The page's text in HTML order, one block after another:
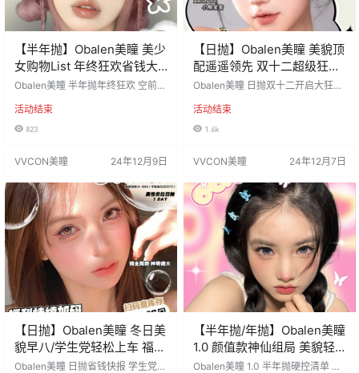
【半年抛】Obalen美瞳 美少
女购物List 年终狂欢省钱大
作战
Obalen美瞳 半年抛年终狂欢 空前绝
战🤣直接降价不伤脑‼ 一年一度惊喜
破价❗囤货就现在❗ 全系列三明治工艺
活动时间：2024年12月9日-结束 =
活动结束
823
VVCON美瞳 24年12月9日
【日抛】Obalen美瞳 美貌顶
配遥遥领先 双十二超级狂欢
限时开启
Obalen美瞳 日抛双十二开启大狂欢
无感超清透材质🙌主打一个舒服 全
员高保湿选手水灵感溢出屏幕 下个
（每单均送取戴器+免胶假睫毛） 活
========⭐发货详情⭐=======
= 发货地区…
活动结束
1.6k
VVCON美瞳 24年12月7日
【日抛】Obalen美瞳 冬日美
貌早八/学生党轻松上车 福利
持续加码
Obalen美瞳 日抛省钱快报 学生党打
【半年抛/年抛】Obalen美瞳
1.0 颜值款神仙组局 美貌轻
松拿捏
Obalen美瞳 1.0 半年抛硬控清单 多